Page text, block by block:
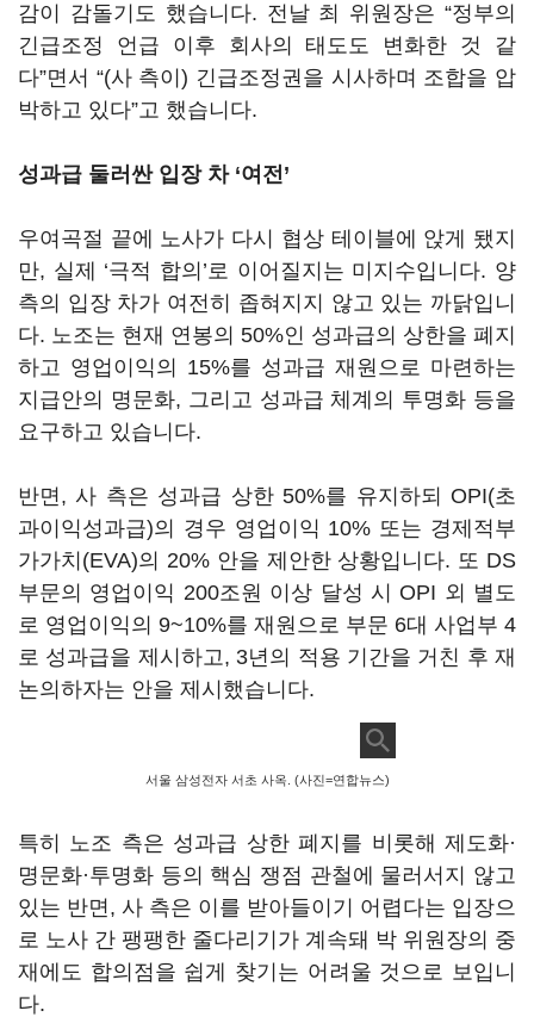
감이 감돌기도 했습니다. 전날 최 위원장은“정부의
긴급조정 언급 이후 회사의 태도도 변화한 것 같
다”면서 “(사 측이) 긴급조정권을 시사하며 조합을 압
박하고 있다”고 했습니다.
성과급 둘러싼 입장 차 ‘여전’
우여곡절 끝에 노사가 다시 협상 테이블에 앉게 됐지
만, 실제 ‘극적 합의 ’로 이어질지는 미지수입니다. 양
측의 입장 차가 여전히 좁혀지지 않고 있는 까닭입니
다. 노조는 현재 연봉의 50%인 성과급의 상한을 폐지
하고 영업이익의 15%를 성과급 재원으로 마련하는
지급안의 명문화, 그리고 성과급 체계의 투명화 등을
요구하고 있습니다.
반면, 사 측은 성과급 상한50%를 유지하되OPI(초
과이익성과급)의 경우 영업이익 10% 또는 경제적부
가가치 (EVA)의 20% 안을 제안한 상황입니다. 또 DS
부문의 영업이익 200조원 이상 달성 시OPI 외 별도
로 영업이익의 9~10%를 재원으로 부문 6대 사업부 4
로 성과급을 제시하고, 3년의 적용 기간을 거친 후 재
논의하자는 안을 제시했습니다.
서울 삼성전자 서초 사옥. (사진=연합뉴스)
특히 노조 측은 성과급 상한 폐지를 비롯해 제도화·
명문화·투명화 등의 핵심 쟁점 관철에 물러서지 않고
있는 반면, 사 측은 이를 받아들이기 어렵다는 입장으
로 노사 간 팽팽한 줄다리기가 계속돼 박 위원장의 중
재에도 합의점을 쉽게 찾기는 어려울 것으로 보입니
다.